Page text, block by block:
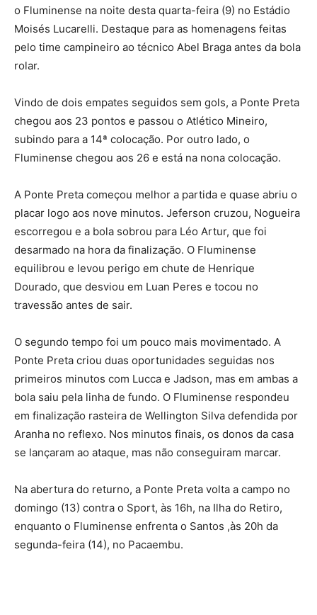
o Fluminense na noite desta quarta-feira (9) no Estádio
Moisés Lucarelli. Destaque para as homenagens feitas
pelo time campineiro ao técnico Abel Braga antes da bola
rolar.
Vindo de dois empates seguidos sem gols, a Ponte Preta
chegou aos 23 pontos e passou o Atlético Mineiro,
subindo para a 14ª colocação. Por outro lado, o
Fluminense chegou aos 26 e está na nona colocação.
A Ponte Preta começou melhor a partida e quase abriu o
placar logo aos nove minutos. Jeferson cruzou, Nogueira
escorregou e a bola sobrou para Léo Artur, que foi
desarmado na hora da finalização. O Fluminense
equilibrou e levou perigo em chute de Henrique
Dourado, que desviou em Luan Peres e tocou no
travessão antes de sair.
O segundo tempo foi um pouco mais movimentado. A
Ponte Preta criou duas oportunidades seguidas nos
primeiros minutos com Lucca e Jadson, mas em ambas a
bola saiu pela linha de fundo. O Fluminense respondeu
em finalização rasteira de Wellington Silva defendida por
Aranha no reflexo. Nos minutos finais, os donos da casa
se lançaram ao ataque, mas não conseguiram marcar.
Na abertura do returno, a Ponte Preta volta a campo no
domingo (13) contra o Sport, às 16h, na Ilha do Retiro,
enquanto o Fluminense enfrenta o Santos ,às 20h da
segunda-feira (14), no Pacaembu.